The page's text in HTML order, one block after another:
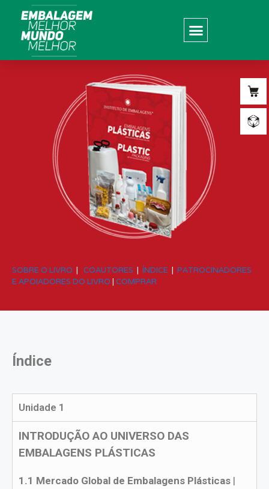
SOBRE O LIVRO | COAUTORES | ÍNDICE | PATROCINADORES
E APOIADORES DO LIVRO | COMPRAR
Índice
Unidade 1
INTRODUÇÃO AO UNIVERSO DAS
EMBALAGENS PLÁSTICAS
1.1 Mercado Global de Embalagens Plásticas |